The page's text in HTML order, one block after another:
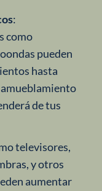
:
como
pueden
hasta
de tus
televisores,
y otros
aumentar